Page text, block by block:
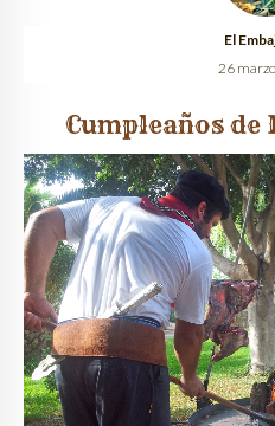
CONTACTO
El
26
Cumpleaños de